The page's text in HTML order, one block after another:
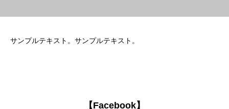
サンプルテキスト。サンプルテキスト。
【Facebook】